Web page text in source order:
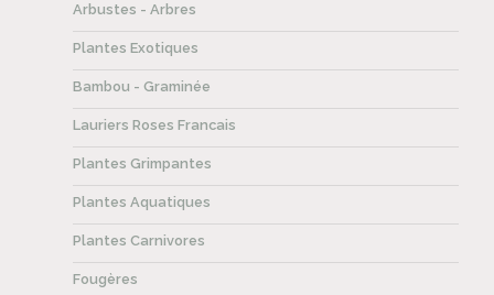
Arbustes - Arbres
Plantes Exotiques
Bambou - Graminée
Lauriers Roses Francais
Plantes Grimpantes
Plantes Aquatiques
Plantes Carnivores
Fougères